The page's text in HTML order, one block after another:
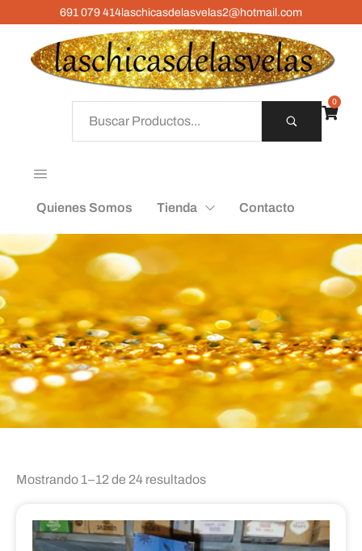
691 079 414laschicasdelasvelas2@hotmail.com
Quienes Somos Tienda Contacto
0
Mostrando 1–12 de 24 resultados